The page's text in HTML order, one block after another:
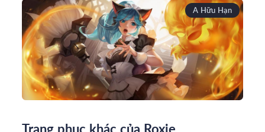
A Hữu Hạn
Trang phục khác của Roxie